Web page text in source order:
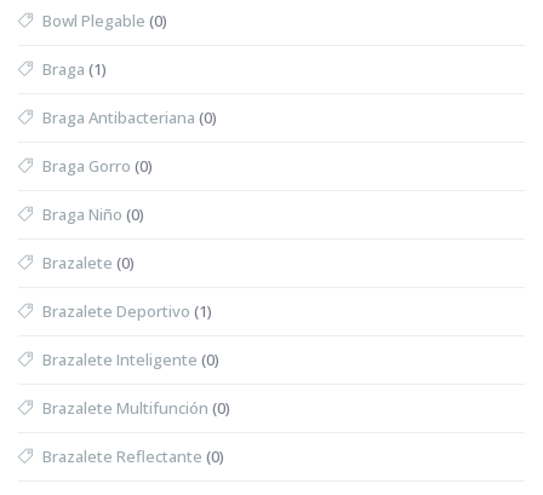
Bowl Plegable (0)
Braga (1)
Braga Antibacteriana (0)
Braga Gorro (0)
Braga Niño (0)
Brazalete (0)
Brazalete Deportivo (1)
Brazalete Inteligente (0)
Brazalete Multifunción (0)
Brazalete Reflectante (0)